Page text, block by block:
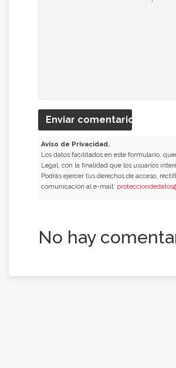
Enviar comentario
Aviso de Privacidad.
Los datos facilitados en este formulario,
Legal, con la finalidad que los usuarios
Podrás ejercer tus derechos de acceso,
comunicación al e-mail:
No hay